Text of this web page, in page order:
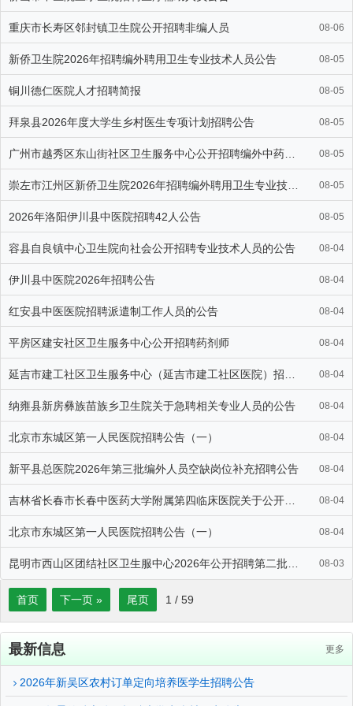
重庆市长寿区邻封镇卫生院公开招聘非编人员 08-06
新侨卫生院2026年招聘编外聘用卫生专业技术人员公告 08-05
铜川德仁医院人才招聘简报 08-05
拜泉县2026年度大学生乡村医生专项计划招聘公告 08-05
08-05
08-05
2026年洛阳伊川县中医院招聘42人公告 08-05
容县自良镇中心卫生院向社会公开招聘专业技术人员的公告 08-04
伊川县中医院2026年招聘公告 08-04
红安县中医医院招聘派遣制工作人员的公告 08-04
平房区建安社区卫生服务中心公开招聘药剂师 08-04
08-04
纳雍县新房彝族苗族乡卫生院关于急聘相关专业人员的公告 08-04
北京市东城区第一人民医院招聘公告（一） 08-04
新平县总医院2026年第三批编外人员空缺岗位补充招聘公告 08-04
08-04
北京市东城区第一人民医院招聘公告（一） 08-04
08-03
首页 下一页 » 尾页 1 / 59
更多
最新信息
2026年新吴区农村订单定向培养医学生招聘公告